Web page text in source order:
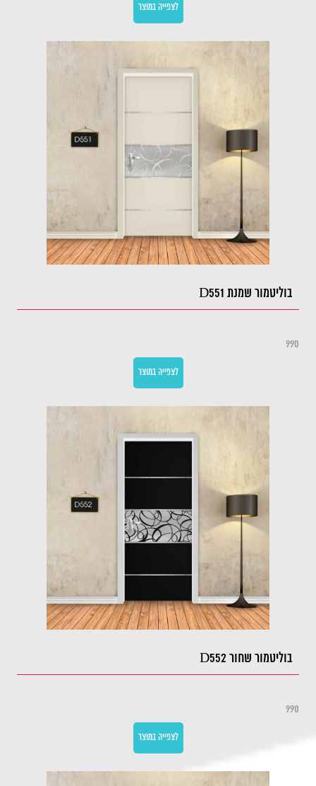
לצפייה במוצר
בוליטמור שמנת D551
990
לצפייה במוצר
בוליטמור שחור D552
990
לצפייה במוצר